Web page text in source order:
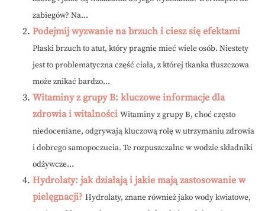
zabiegów? Na...
Podejmij wyzwanie na brzuch i ciesz się efektami
Płaski brzuch to atut, który pragnie mieć wiele osób. Niestety
jest to problematyczna część ciała, z której tkanka tłuszczowa
może znikać bardzo...
Witaminy z grupy B: kluczowe informacje dla
zdrowia i witalności Witaminy z grupy B, choć często
niedoceniane, odgrywają kluczową rolę w utrzymaniu zdrowia
i dobrego samopoczucia. Te rozpuszczalne w wodzie składniki
odżywcze...
Hydrolaty: jak działają i jakie mają zastosowanie w
pielęgnacji? Hydrolaty, znane również jako wody kwiatowe,